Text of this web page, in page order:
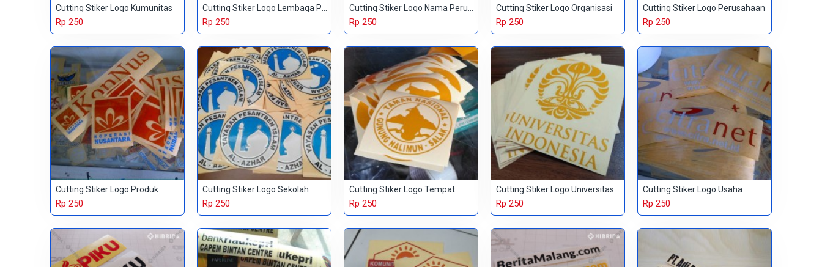
Cutting Stiker Logo Kumunitas
Rp 250 Rp 250 Rp 250
Cutting Stiker Logo Organisasi
Rp 250
Cutting Stiker Logo Perusahaan
Rp 250
Cutting Stiker Logo Produk
Rp 250
Cutting Stiker Logo Sekolah
Rp 250
Cutting Stiker Logo Tempat
Rp 250
Cutting Stiker Logo Universitas
Rp 250
Cutting Stiker Logo Usaha
Rp 250